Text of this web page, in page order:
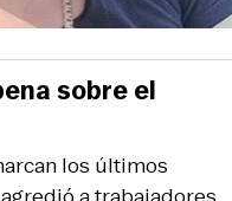
los últimos
sobre el